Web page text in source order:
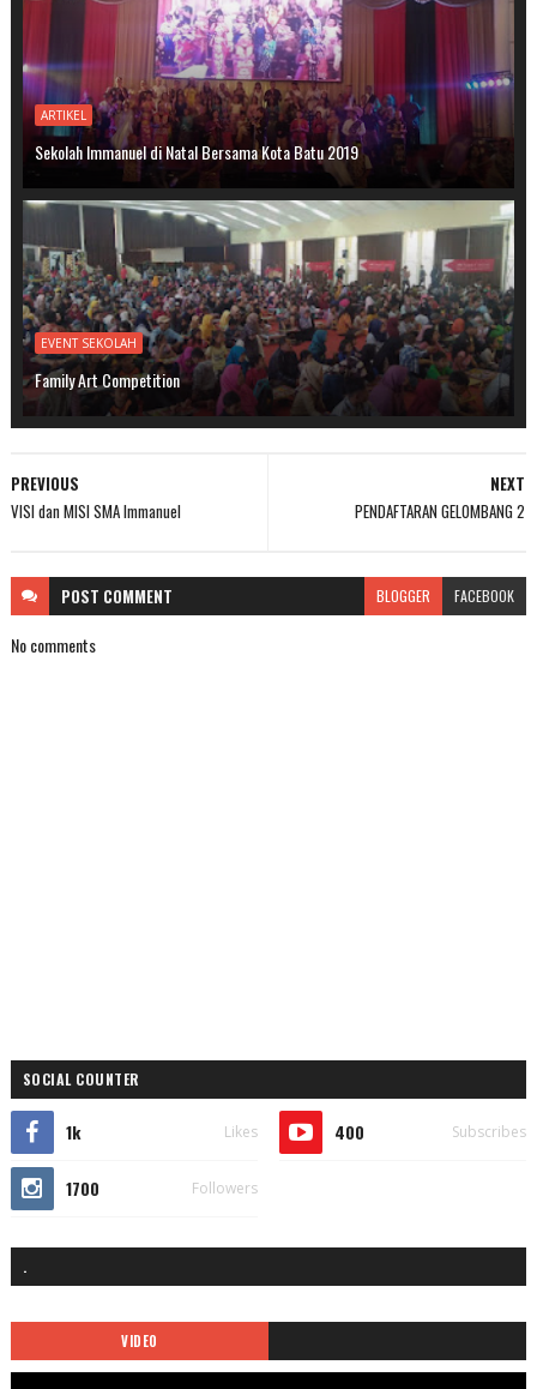
ARTIKEL
Sekolah Immanuel di Natal Bersama Kota Batu 2019
EVENT SEKOLAH
Family Art Competition
NEXT
PENDAFTARAN GELOMBANG 2
PREVIOUS
VISI dan MISI SMA Immanuel
POST COMMENT BLOGGER FACEBOOK
No comments
SOCIAL COUNTER
1k Likes 400 Subscribes
1700 Followers
.
VIDEO